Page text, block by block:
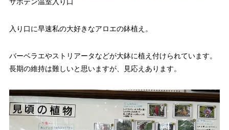
入り口に早速私の大好きなアロエの鉢植え。
バーベラエやストリアータなどが大鉢に植え付けられています。
長期の維持は難しいと思いますが、見応えあります。